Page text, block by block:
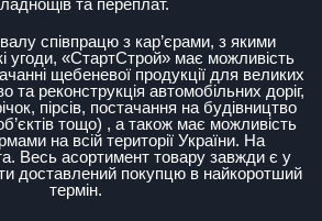
та переплат.
співпрацю з кар’єрами, з якими
угоди, «СтартСтрой» має можливість
щебеневої продукції для великих
та реконструкція автомобільних доріг,
пірсів, постачання на будівництво
тощо) , а також має можливість
на всій території України. На
Весь асортимент товару завжди є у
доставлений покупцю в найкоротший
термін.